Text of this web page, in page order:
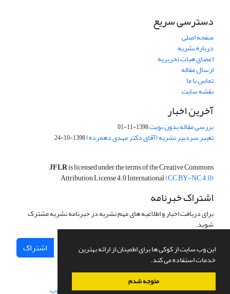
این وب سایت از کوکی ها برای اطمینان از ارائه بهترین
خدمات استفاده می کند.
متوجه شدم
دسترسی سریع
صفحه اصلی
درباره نشریه
اعضای هیات تحریریه
ارسال مقاله
تماس با ما
نقشه سایت
آخرین اخبار
بررسی مقاله بدون نوبت1398-11-01
تغییر سردبیر نشریه (آقای دکتر مهدی دهمرده)1398-10-24
JFLRis licensed under the terms of the Creative Commons
Attribution License 4.0 International(CC BY-NC 4.0)
اشتراک خبرنامه
برای دریافت اخبار و اطلاعیه های مهم نشریه در خبرنامه نشریه مشترک
شوید.
اشتراک
سامانه مدیریت نشریات علمی.طراحی و پیاده سازی از سیناوب